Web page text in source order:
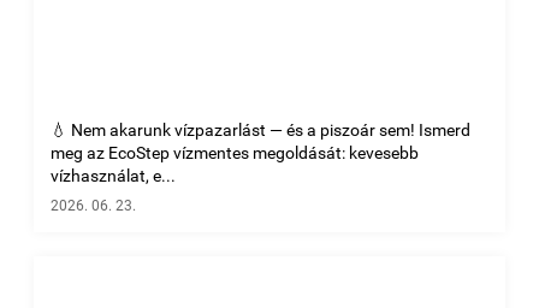
💧 Nem akarunk vízpazarlást — és a piszoár sem! Ismerd
meg az EcoStep vízmentes megoldását: kevesebb
vízhasználat, e...
2026. 06. 23.